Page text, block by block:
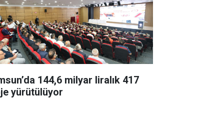
144,6 milyar liralık 417
yürütülüyor